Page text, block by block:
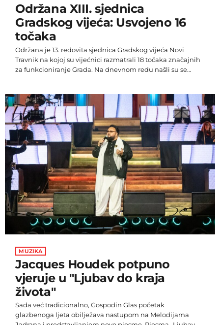
Održana XIII. sjednica
Gradskog vijeća: Usvojeno 16
točaka
Održana je 13. redovita sjednica Gradskog vijeća Novi
Travnik na kojoj su vijećnici razmatrali 18 točaka značajnih
za funkcioniranje Grada. Na dnevnom redu našli su se
gradskim tijelima i ustanovama, kao i više odluka koje se
odnose na rad javnih poduzeća, komunalne usluge i druga
pitanja od značaja za građane. Istaknimo kako je usvojena
Odluka […]
MUZIKA
Jacques Houdek potpuno
vjeruje u "Ljubav do kraja
života"
Sada već tradicionalno, Gospodin Glas početak
glazbenoga ljeta obilježava nastupom na Melodijama